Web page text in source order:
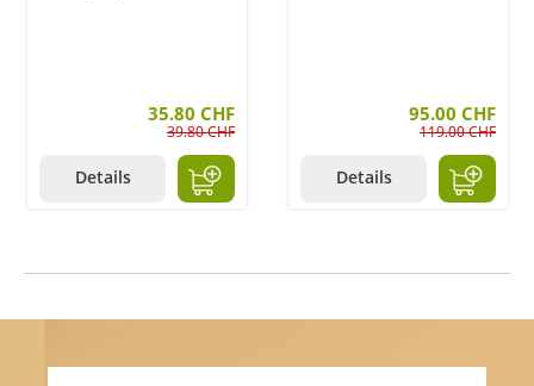
35.80 CHF
39.80 CHF
Details
95.00 CHF
119.00 CHF
Details